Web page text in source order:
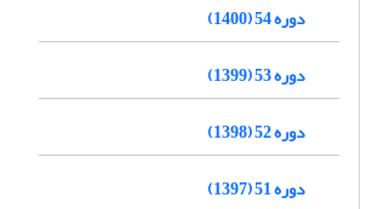
دوره 54 (1400)
دوره 53 (1399)
دوره 52 (1398)
دوره 51 (1397)